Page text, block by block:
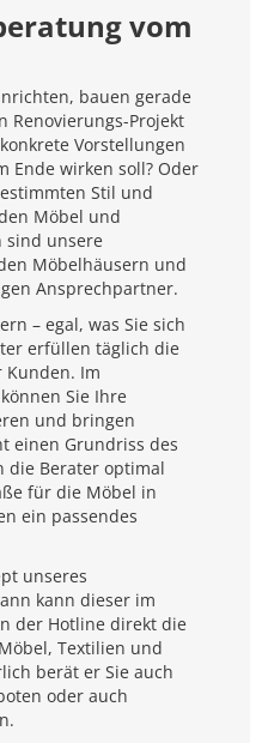
vom
bauen gerade
Renovierungs-Projekt
Vorstellungen
Ende wirken soll? Oder
Stil und
Möbel und
sind unsere
Möbelhäusern und
Ansprechpartner.
– egal, was Sie sich
erfüllen täglich die
Im
Sie Ihre
und bringen
einen Grundriss des
die Berater optimal
für die Möbel in
ein passendes
unseres
kann dieser im
der Hotline direkt die
Textilien und
berät er Sie auch
oder auch